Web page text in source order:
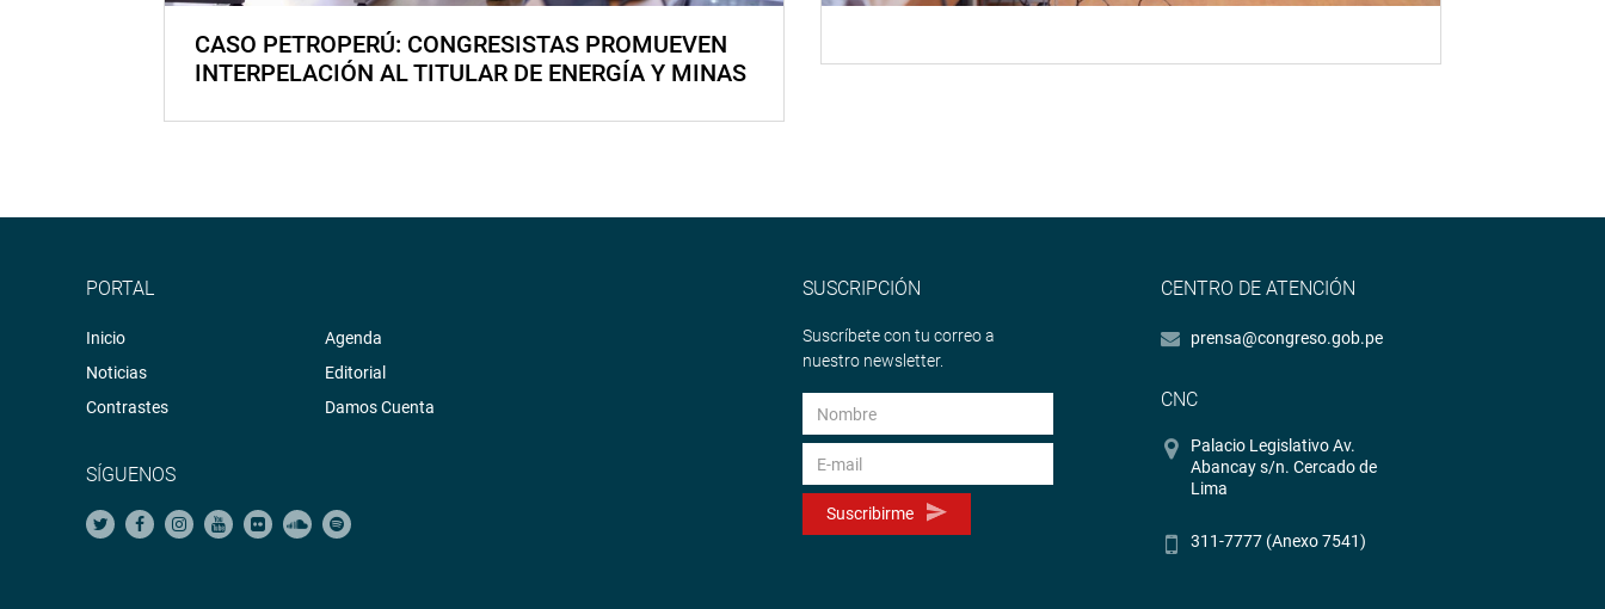
CASO PETROPERÚ: CONGRESISTAS PROMUEVEN
INTERPELACIÓN AL TITULAR DE ENERGÍA Y MINAS
PORTAL
Inicio
Noticias
Contrastes
Agenda
Editorial
Damos Cuenta
SÍGUENOS
SUSCRIPCIÓN
Suscríbete con tu correo a
nuestro newsletter.
Suscribirme
CENTRO DE ATENCIÓN
prensa@congreso.gob.pe
CNC
Palacio Legislativo Av.
Abancay s/n. Cercado de
Lima
311-7777 (Anexo 7541)